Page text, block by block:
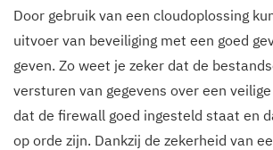
Door gebruik van een cloudoplossing
uitvoer van beveiliging met een goed
geven. Zo weet je zeker dat de
versturen van gegevens over een
dat de firewall goed ingesteld staat en
op orde zijn. Dankzij de zekerheid van